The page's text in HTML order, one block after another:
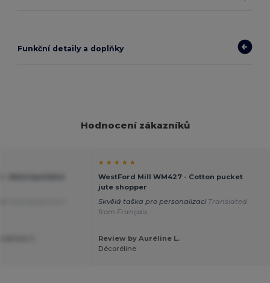
Funkční detaily a doplňky
Hodnocení zákazníků
★ ★ ★ ★ ★
WestFord Mill WM427 - Cotton pucket
jute shopper
Skvělá taška pro personalizaci Translated
from Français
Review by Auréline L.
Décoréline